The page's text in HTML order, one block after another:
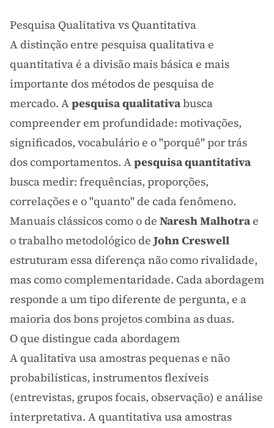
Pesquisa Qualitativa vs Quantitativa
A distinção entre pesquisa qualitativa e
quantitativa é a divisão mais básica e mais
importante dos métodos de pesquisa de
mercado. Apesquisa qualitativabusca
compreender em profundidade: motivações,
significados, vocabulário e o "porquê" por trás
dos comportamentos. Apesquisa quantitativa
busca medir: frequências, proporções,
correlações e o "quanto" de cada fenômeno.
Manuais clássicos como o de Naresh Malhotrae
o trabalho metodológico deJohn Creswell
estruturam essa diferença não como rivalidade,
mas como complementaridade. Cada abordagem
responde a um tipo diferente de pergunta, e a
maioria dos bons projetos combina as duas.
O que distingue cada abordagem
A qualitativa usa amostras pequenas e não
probabilísticas, instrumentos flexíveis
(entrevistas, grupos focais, observação) e análise
interpretativa. A quantitativa usa amostras